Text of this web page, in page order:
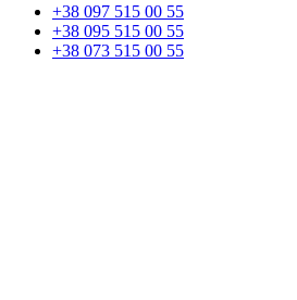
+38 097 515 00 55
+38 095 515 00 55
+38 073 515 00 55